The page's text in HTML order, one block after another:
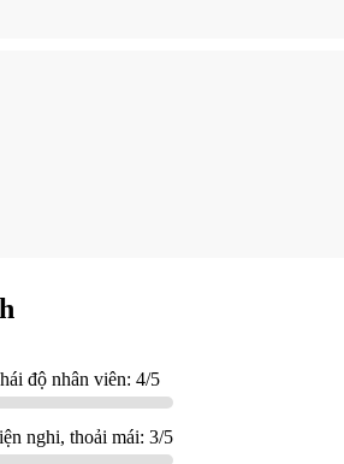
độ nhân viên: 4/5
nghi, thoải mái: 3/5